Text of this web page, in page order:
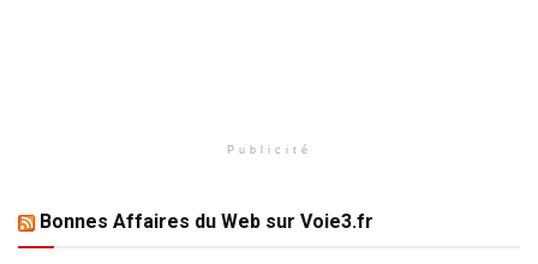
Publicité
Bonnes Affaires du Web sur Voie3.fr